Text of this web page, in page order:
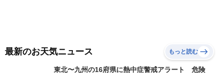
最新のお天気ニュース もっと読む
東北〜九州の16府県に熱中症警戒アラート 危険